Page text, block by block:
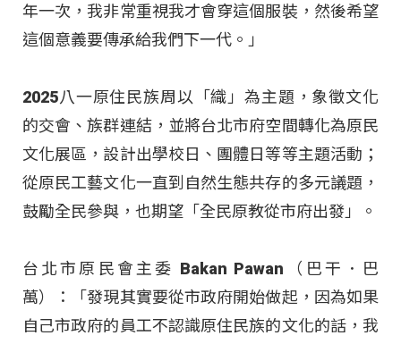
年一次，我非常重視我才會穿這個服裝，然後希望
這個意義要傳承給我們下一代。」
2025八一原住民族周以「織」為主題，象徵文化
的交會、族群連結，並將台北市府空間轉化為原民
文化展區，設計出學校日、團體日等等主題活動；
從原民工藝文化一直到自然生態共存的多元議題，
鼓勵全民參與，也期望「全民原教從市府出發」。
台北市原民會主委 Bakan Pawan（巴干．巴
萬）：「發現其實要從市政府開始做起，因為如果
自己市政府的員工不認識原住民族的文化的話，我